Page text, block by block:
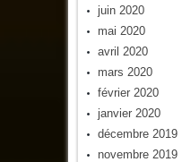
juin 2020
mai 2020
avril 2020
mars 2020
février 2020
janvier 2020
décembre 2019
novembre 2019